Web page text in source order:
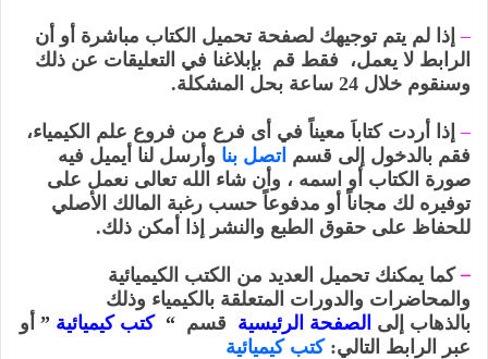
–إذا لم يتم توجيهك لصفحة تحميل الكتاب مباشرة أو أن
الرابط لا يعمل، فقط قم بإبلاغنا في التعليقات عن ذلك
وسنقوم خلال 24 ساعة بحل المشكلة.
–إذا أردت كتاباَ معيناً في أى فرع من فروع علم الكيمياء،
فقم بالدخول إلى قسم اتصل بنا وأرسل لنا أيميل فيه
صورة الكتاب أو اسمه ، وأن شاء الله تعالى نعمل على
توفيره لك مجاناً أو مدفوعاً حسب رغبة المالك الأصلي
للحفاظ على حقوق الطبع والنشر إذا أمكن ذلك.
– كما يمكنك تحميل العديد من الكتب الكيميائية
والمحاضرات والدورات المتعلقة بالكيمياء وذلك
بالذهاب إلى الصفحة الرئيسية قسم “ كتب كيميائية ” أو
عبر الرابط التالي: كتب كيميائية